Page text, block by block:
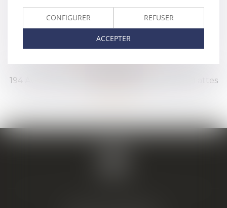
Christophe BIAIS
HÉBERGEMENT
194 Avenue de la Gare Sud de France, 34970 Lattes
CONFIGURER REFUSER
ACCEPTER